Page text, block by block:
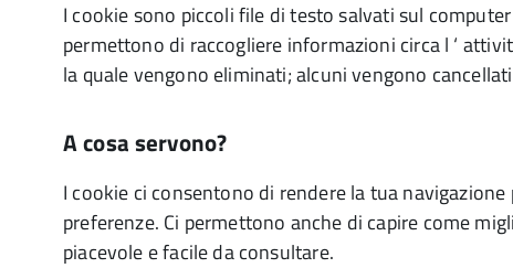
I cookie sono piccoli file di testo salvati sul
permettono di raccogliere informazioni circa l ‘
la quale vengono eliminati; alcuni vengono
A cosa servono?
I cookie ci consentono di rendere la tua
preferenze. Ci permettono anche di capire come
piacevole e facile da consultare.